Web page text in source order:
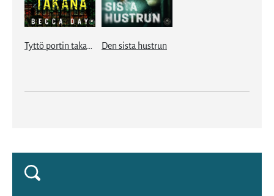
Tyttö portin takana Den sista hustrun